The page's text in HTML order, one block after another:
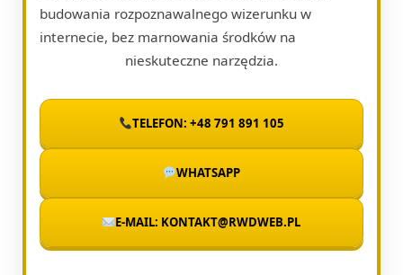
budowania rozpoznawalnego wizerunku w
internecie, bez marnowania środków na
nieskuteczne narzędzia.
TELEFON: +48 791 891 105
WHATSAPP
E-MAIL: KONTAKT@RWDWEB.PL